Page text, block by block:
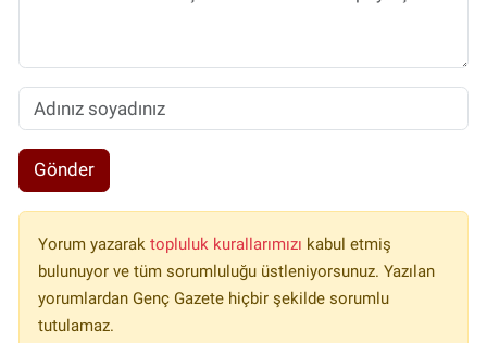
Gönder
Yorum yazarak topluluk kurallarımızı kabul etmiş
bulunuyor ve tüm sorumluluğu üstleniyorsunuz. Yazılan
yorumlardan Genç Gazete hiçbir şekilde sorumlu
tutulamaz.